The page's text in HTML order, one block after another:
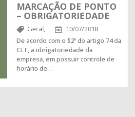
MARCAÇÃO DE PONTO
– OBRIGATORIEDADE
Geral,
10/07/2018
De acordo com o §2º do artigo 74 da
CLT, a obrigatoriedade da
empresa, em possuir controle de
horário de…